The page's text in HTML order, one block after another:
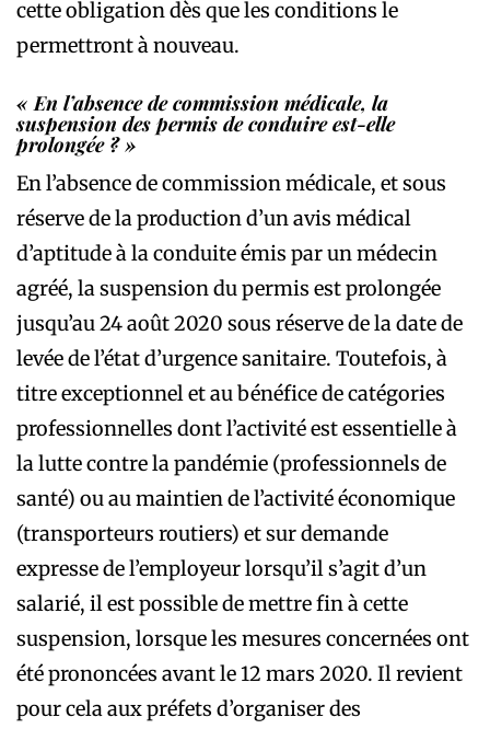
cette obligation dès que les conditions le
permettront à nouveau.
« En l’absence de commission médicale, la
suspension des permis de conduire est-elle
prolongée ? »
En l’absence de commission médicale, et sous
réserve de la production d’un avis médical
d’aptitude à la conduite émis par un médecin
agréé, la suspension du permis est prolongée
jusqu’au 24 août 2020 sous réserve de la date de
levée de l’état d’urgence sanitaire. Toutefois, à
titre exceptionnel et au bénéfice de catégories
professionnelles dont l’activité est essentielle à
la lutte contre la pandémie (professionnels de
santé) ou au maintien de l’activité économique
(transporteurs routiers) et sur demande
expresse de l’employeur lorsqu’il s’agit d’un
salarié, il est possible de mettre fin à cette
suspension, lorsque les mesures concernées ont
été prononcées avant le 12 mars 2020. Il revient
pour cela aux préfets d’organiser des